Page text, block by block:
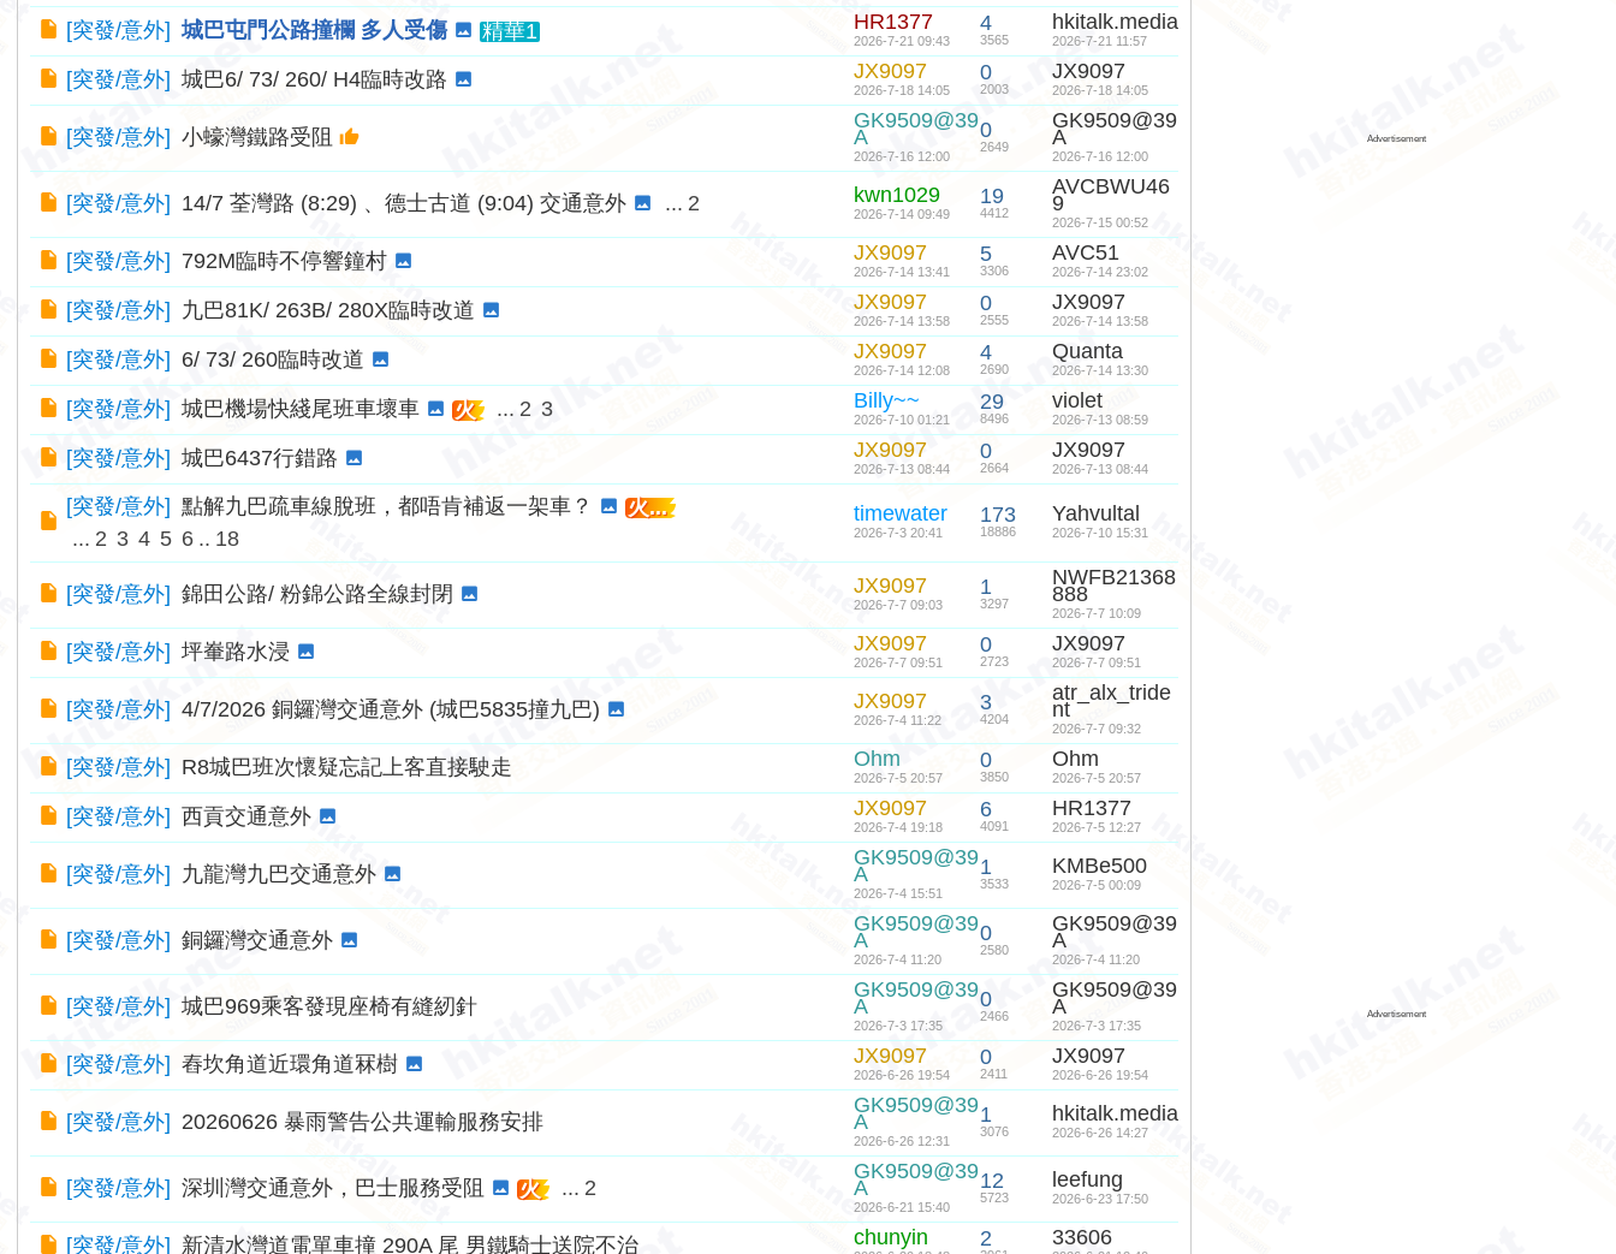
[突發/意外] 城巴屯門公路撞欄 多人受傷 精華1 HR1377
2026-7-21 09:43
4
3565
hkitalk.media
2026-7-21 11:57
[突發/意外] 城巴6/ 73/ 260/ H4臨時改路 JX9097
2026-7-18 14:05
0
2003
JX9097
2026-7-18 14:05
[突發/意外] 小蠔灣鐵路受阻
GK9509@39
A
2026-7-16 12:00
0
2649
GK9509@39
A
2026-7-16 12:00
[突發/意外] 14/7 荃灣路 (8:29) 、德士古道 (9:04) 交通意外 ... 2 kwn1029
2026-7-14 09:49
19
4412
AVCBWU46
9
2026-7-15 00:52
[突發/意外] 792M臨時不停響鐘村 JX9097
2026-7-14 13:41
5
3306
AVC51
2026-7-14 23:02
[突發/意外] 九巴81K/ 263B/ 280X臨時改道 JX9097
2026-7-14 13:58
0
2555
JX9097
2026-7-14 13:58
[突發/意外] 6/ 73/ 260臨時改道 JX9097
2026-7-14 12:08
4
2690
Quanta
2026-7-14 13:30
[突發/意外] 城巴機場快綫尾班車壞車 火 ... 2 3 Billy~~
2026-7-10 01:21
29
8496
violet
2026-7-13 08:59
[突發/意外] 城巴6437行錯路 JX9097
2026-7-13 08:44
0
2664
JX9097
2026-7-13 08:44
[突發/意外] 點解九巴疏車線脫班，都唔肯補返一架車？
火...
... 2 3 4 5 6 .. 18
timewater
2026-7-3 20:41
173
18886
Yahvultal
2026-7-10 15:31
[突發/意外] 錦田公路/ 粉錦公路全線封閉 JX9097
2026-7-7 09:03
1
3297
NWFB21368
888
2026-7-7 10:09
[突發/意外] 坪輋路水浸 JX9097
2026-7-7 09:51
0
2723
JX9097
2026-7-7 09:51
[突發/意外] 4/7/2026 銅鑼灣交通意外 (城巴5835撞九巴) JX9097
2026-7-4 11:22
3
4204
atr_alx_tride
nt
2026-7-7 09:32
[突發/意外] R8城巴班次懷疑忘記上客直接駛走 Ohm
2026-7-5 20:57
0
3850
Ohm
2026-7-5 20:57
[突發/意外] 西貢交通意外 JX9097
2026-7-4 19:18
6
4091
HR1377
2026-7-5 12:27
[突發/意外] 九龍灣九巴交通意外
GK9509@39
A
2026-7-4 15:51
1
3533
KMBe500
2026-7-5 00:09
[突發/意外] 銅鑼灣交通意外
GK9509@39
A
2026-7-4 11:20
0
2580
GK9509@39
A
2026-7-4 11:20
[突發/意外] 城巴969乘客發現座椅有縫紉針
GK9509@39
A
2026-7-3 17:35
0
2466
GK9509@39
A
2026-7-3 17:35
[突發/意外] 舂坎角道近環角道冧樹 JX9097
2026-6-26 19:54
0
2411
JX9097
2026-6-26 19:54
[突發/意外] 20260626 暴雨警告公共運輸服務安排
GK9509@39
A
2026-6-26 12:31
1
3076
hkitalk.media
2026-6-26 14:27
[突發/意外] 深圳灣交通意外，巴士服務受阻 火 ... 2
GK9509@39
A
2026-6-21 15:40
12
5723
leefung
2026-6-23 17:50
[突發/意外] 新清水灣道電單車撞 290A 尾 男鐵騎士送院不治 chunyin 2 33606
Advertisement
Advertisement